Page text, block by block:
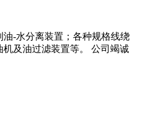
-水分离装置；各种规格线绕
及油过滤装置等。 公司竭诚